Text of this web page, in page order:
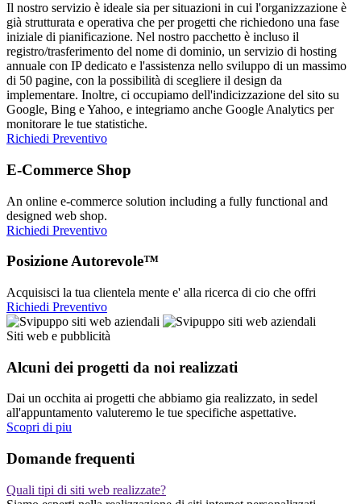
Il nostro servizio è ideale sia per situazioni in cui l'organizzazione è
già strutturata e operativa che per progetti che richiedono una fase
iniziale di pianificazione. Nel nostro pacchetto è incluso il
registro/trasferimento del nome di dominio, un servizio di hosting
annuale con IP dedicato e l'assistenza nello sviluppo di un massimo
di 50 pagine, con la possibilità di scegliere il design da
implementare. Inoltre, ci occupiamo dell'indicizzazione del sito su
Google, Bing e Yahoo, e integriamo anche Google Analytics per
monitorare le tue statistiche.
Richiedi Preventivo
E-Commerce Shop
An online e-commerce solution including a fully functional and
designed web shop.
Richiedi Preventivo
Posizione Autorevole™
Acquisisci la tua clientela mente e' alla ricerca di cio che offri
Richiedi Preventivo
Siti web e pubblicità
Alcuni dei progetti da noi realizzati
Dai un occhita ai progetti che abbiamo gia realizzato, in sedel
all'appuntamento valuteremo le tue specifiche aspettative.
Scopri di piu
Domande frequenti
Quali tipi di siti web realizzate?